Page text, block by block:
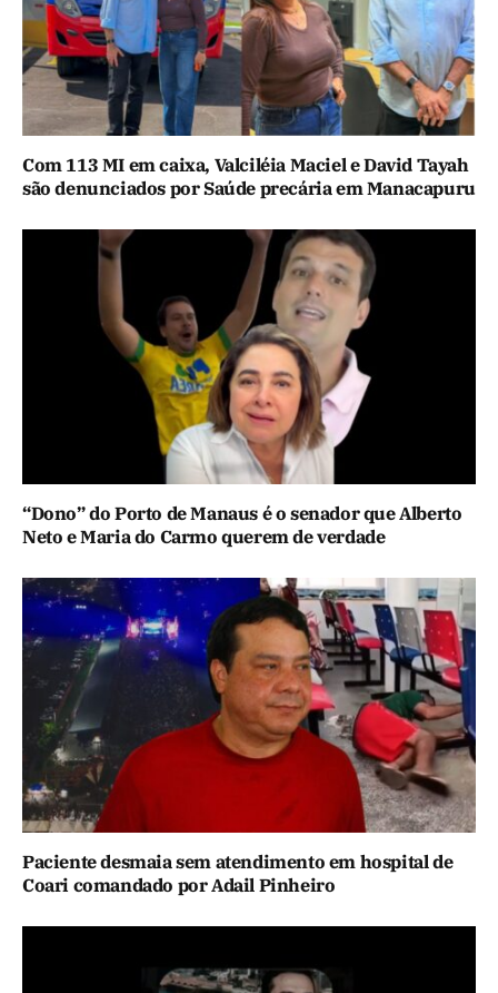
Com 113 MI em caixa, Valciléia Maciel e David Tayah
são denunciados por Saúde precária em Manacapuru
“Dono” do Porto de Manaus é o senador que Alberto
Neto e Maria do Carmo querem de verdade
Paciente desmaia sem atendimento em hospital de
Coari comandado por Adail Pinheiro